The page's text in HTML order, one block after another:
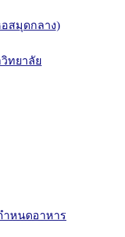
สมุดกลาง)
ทยาลัย
หนดอาหาร